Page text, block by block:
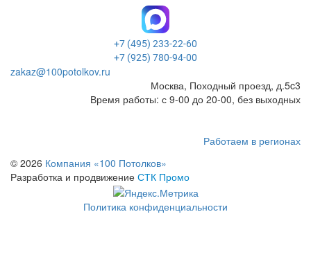
+7 (495) 233-22-60
+7 (925) 780-94-00
zakaz@100potolkov.ru
Москва, Походный проезд, д.5c3
Время работы: с 9-00 до 20-00, без выходных
Работаем в регионах
© 2026 Компания «100 Потолков»
Разработка и продвижение СТК Промо
Политика конфиденциальности